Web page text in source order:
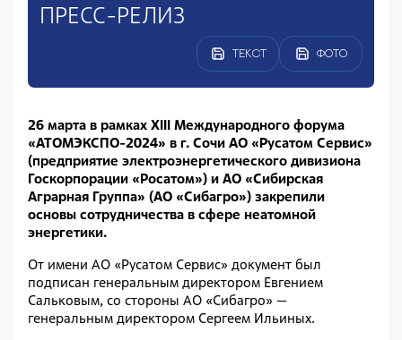
ПРЕСС-РЕЛИЗ
ТЕКСТ ФОТО
26 марта в рамках XIII Международного форума
«АТОМЭКСПО-2024» в г. Сочи АО «Русатом Сервис»
(предприятие электроэнергетического дивизиона
Госкорпорации «Росатом») и АО «Сибирская
Аграрная Группа» (АО «Сибагро») закрепили
основы сотрудничества в сфере неатомной
энергетики.
От имени АО «Русатом Сервис» документ был
подписан генеральным директором Евгением
Сальковым, со стороны АО «Сибагро» —
генеральным директором Сергеем Ильиных.